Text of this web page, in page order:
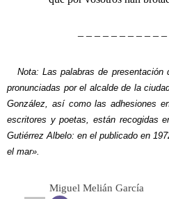
– – – – – – – – – –
Nota: Las palabras de presentación
pronunciadas por el alcalde de la
González, así como las adhesiones
escritores y poetas, están recogidas
Gutiérrez Albelo: en el publicado en
el mar».
Miguel Melián García